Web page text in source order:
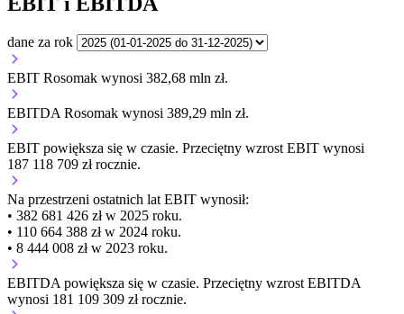
dane za rok
EBIT Rosomak wynosi 382,68 mln zł.
EBITDA Rosomak wynosi 389,29 mln zł.
EBIT powiększa się w czasie. Przeciętny wzrost EBIT wynosi
187 118 709 zł rocznie.
Na przestrzeni ostatnich lat EBIT wynosił:
• 382 681 426 zł w 2025 roku.
• 110 664 388 zł w 2024 roku.
• 8 444 008 zł w 2023 roku.
EBITDA powiększa się w czasie. Przeciętny wzrost EBITDA
wynosi 181 109 309 zł rocznie.